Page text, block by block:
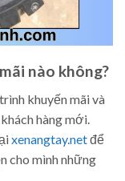
nào không?
khuyến mãi và
hàng mới.
xenangtay.netđể
cho mình những